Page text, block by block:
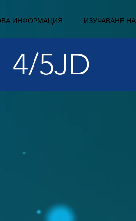
ИНФОРМАЦИЯ ИЗУЧАВАНЕ НА
4/5JD